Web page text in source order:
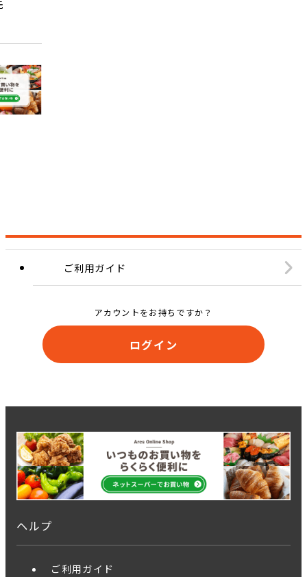
ご利用ガイド
アカウントをお持ちですか？
ログイン
ヘルプ
ご利用ガイド